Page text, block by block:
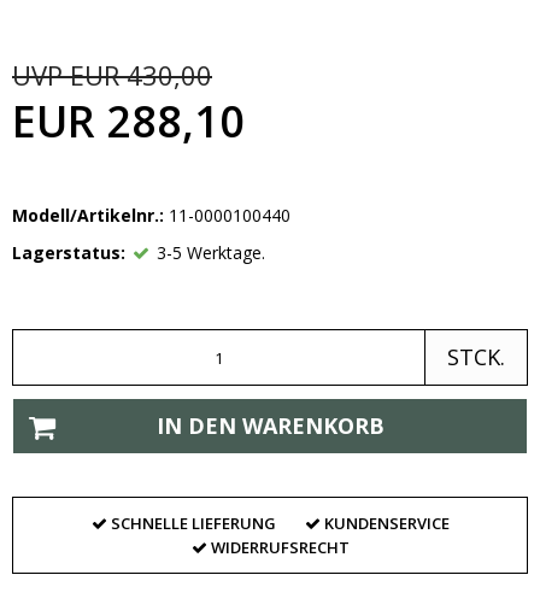
EUR 288,10
UVP EUR 430,00
Modell/Artikelnr.: 11-0000100440
Lagerstatus:
3-5 Werktage.
STCK.
IN DEN WARENKORB
SCHNELLE LIEFERUNG
KUNDENSERVICE
WIDERRUFSRECHT